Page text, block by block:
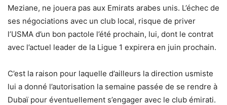
Meziane, ne jouera pas aux Emirats arabes unis. L’échec de
ses négociations avec un club local, risque de priver
l’USMA d’un bon pactole l’été prochain, lui, dont le contrat
avec l’actuel leader de la Ligue 1 expirera en juin prochain.
C’est la raison pour laquelle d’ailleurs la direction usmiste
lui a donné l’autorisation la semaine passée de se rendre à
Dubaï pour éventuellement s’engager avec le club émirati.